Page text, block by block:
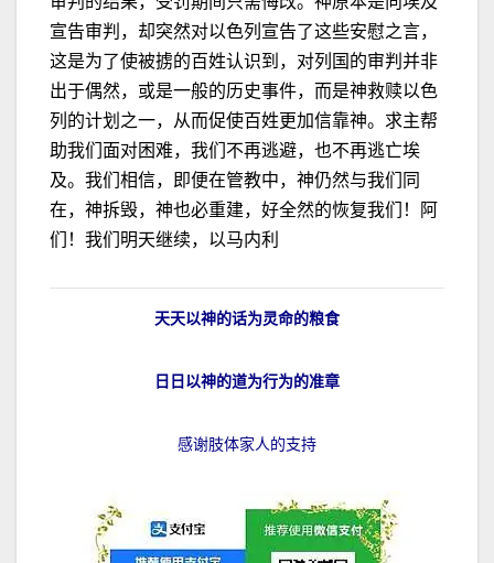
宣告审判，却突然对以色列宣告了这些安慰之言，
这是为了使被掳的百姓认识到，对列国的审判并非
出于偶然，或是一般的历史事件，而是神救赎以色
列的计划之一，从而促使百姓更加信靠神。求主帮
助我们面对困难，我们不再逃避，也不再逃亡埃
及。我们相信，即便在管教中，神仍然与我们同
在，神拆毁，神也必重建，好全然的恢复我们！阿
们！我们明天继续，以马内利
天天以神的话为灵命的粮食
日日以神的道为行为的准章
感谢肢体家人的支持